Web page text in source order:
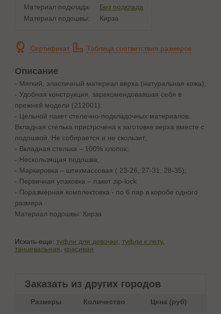
Материал подклада:
Без подклада
Материал подошвы:
Кирза
Сертификат Таблица соответствия размеров
Описание
- Мягкий, эластичный материал верха (натуральная кожа);
- Удобная конструкция, зарекомендовавшая себя в
прежней модели (212001);
- Цельной пакет стелечно-подкладочных материалов.
Вкладная стелька пристрочена к заготовке верха вместе с
подошвой. Не собирается и не скользит;
- Вкладная стелька – 100% хлопок;
- Нескользящая подошва;
- Маркировка – штихмассовая ( 23-26, 27-31, 28-35);
- Первичная упаковка – пакет zip-lock
- Поразмерная комплектовка - по 6 пар в коробе одного
размера
Материал подошвы: Кирза
Искать еще: туфли для девочки туфли к лету,
танцевальная
красивая
Заказать из других городов
Размеры Количество Цена (руб)